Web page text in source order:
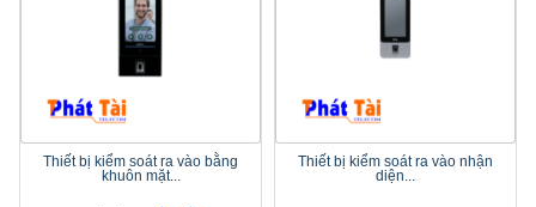
Thiết bị kiểm soát ra vào bằng
khuôn mặt...
Thiết bị kiểm soát ra vào nhận
diện...